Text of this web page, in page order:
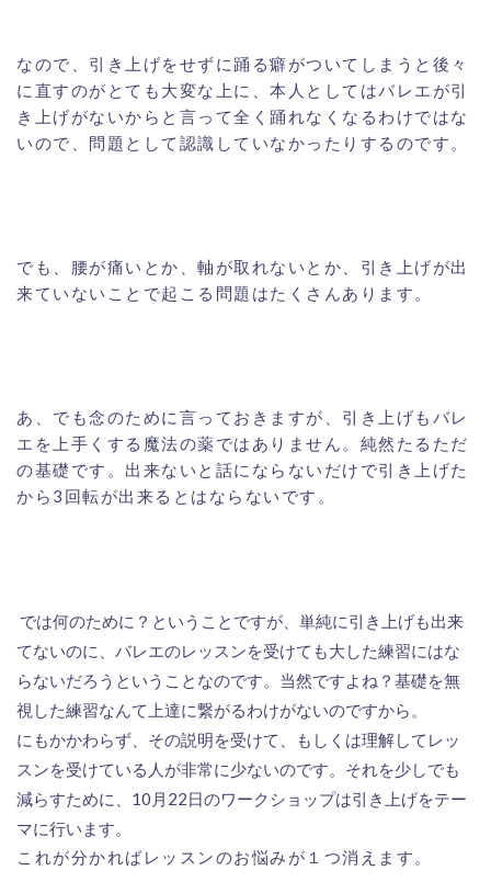
なので、引き上げをせずに踊る癖がついてしまうと後々
に直すのがとても大変な上に、本人としてはバレエが引
き上げがないからと言って全く踊れなくなるわけではな
いので、問題として認識していなかったりするのです。
でも、腰が痛いとか、軸が取れないとか、引き上げが出
来ていないことで起こる問題はたくさんあります。
あ、でも念のために言っておきますが、引き上げもバレ
エを上手くする魔法の薬ではありません。純然たるただ
の基礎です。出来ないと話にならないだけで引き上げた
から3回転が出来るとはならないです。
では何のために？ということですが、単純に引き上げも出来
てないのに、バレエのレッスンを受けても大した練習にはな
らないだろうということなのです。当然ですよね？基礎を無
視した練習なんて上達に繋がるわけがないのですから。
にもかかわらず、その説明を受けて、もしくは理解してレッ
スンを受けている人が非常に少ないのです。それを少しでも
減らすために、 10 月 22日のワークショップは引き上げをテー
マに行います。
これが分かればレッスンのお悩みが１つ消えます。